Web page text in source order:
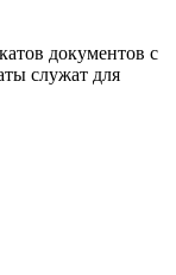
документов с
служат для